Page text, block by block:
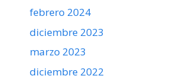
febrero 2024
diciembre 2023
marzo 2023
diciembre 2022